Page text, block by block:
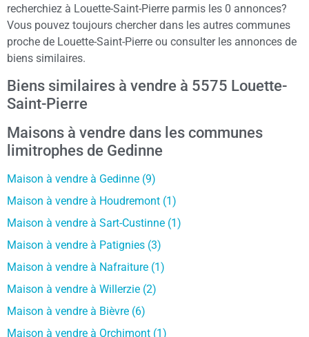
recherchiez à Louette-Saint-Pierre parmis les 0 annonces?
Vous pouvez toujours chercher dans les autres communes
proche de Louette-Saint-Pierre ou consulter les annonces de
biens similaires.
Biens similaires à vendre à 5575 Louette-
Saint-Pierre
Maisons à vendre dans les communes
limitrophes de Gedinne
Maison à vendre à Gedinne (9)
Maison à vendre à Houdremont (1)
Maison à vendre à Sart-Custinne (1)
Maison à vendre à Patignies (3)
Maison à vendre à Nafraiture (1)
Maison à vendre à Willerzie (2)
Maison à vendre à Bièvre (6)
Maison à vendre à Orchimont (1)